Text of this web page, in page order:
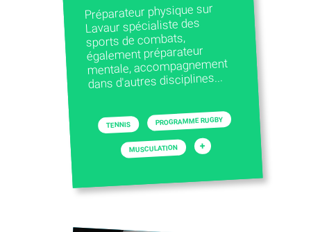
Préparateur physique sur
Lavaur spécialiste des
sports de combats,
également préparateur
mentale, accompagnement
dans d'autres disciplines...
TENNIS PROGRAMME RUGBY
MUSCULATION +